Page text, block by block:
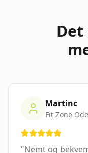
Martinc
Fit Zone
"Nemt og